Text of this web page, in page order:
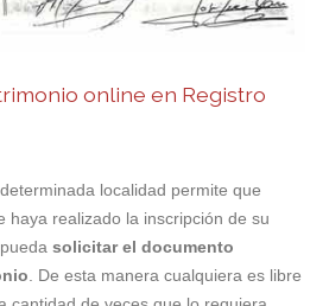
online en Registro
localidad permite que
haya realizado la inscripción de su
solicitar el documento
. De esta manera cualquiera es libre